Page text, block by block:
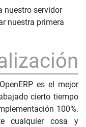
nuestro servidor
nuestra primera
es el mejor
cierto tiempo
100%.
cualquier cosa y